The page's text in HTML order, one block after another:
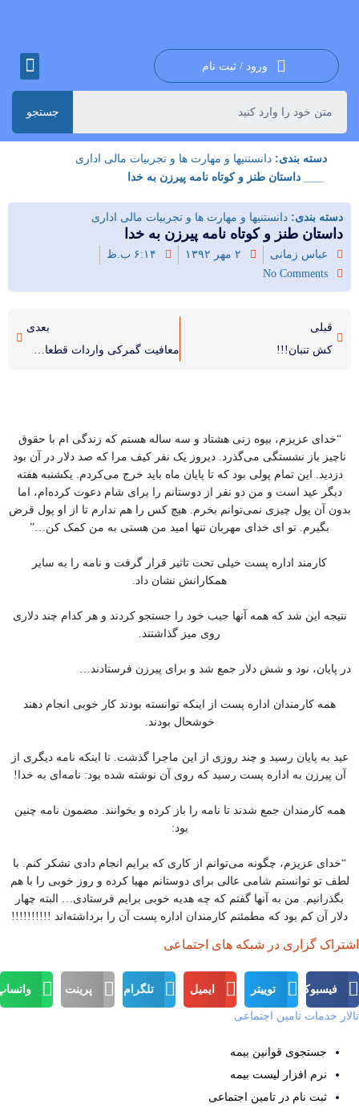
ورود / ثبت نام
جستجو
دسته بندی: دانستنیها و مهارت ها و تجربیات مالی اداری
___ داستان طنز و کوتاه نامه پیرزن به خدا
دسته بندی: دانستنیها و مهارت ها و تجربیات مالی اداری
داستان طنز و کوتاه نامه پیرزن به خدا
عباس زمانی ۲ مهر ۱۳۹۲
۶:۱۴ ب.ظ
No Comments
قبلی
کش تنبان!!!
بعدی
معافیت گمرکی واردات قطعات هواپیما
“خدای عزیزم، بیوه زنی هشتاد و سه ساله هستم که زندگی ام با حقوق
ناچیز باز نشستگی می‌گذرد. دیروز یک نفر کیف مرا که صد دلار در آن بود
دزدید. این تمام پولی بود که تا پایان ماه باید خرج می‌کردم. یکشنبه هفته
دیگر عید است و من دو نفر از دوستانم را برای شام دعوت کرده‌ام، اما
بدون آن پول چیزی نمی‌توانم بخرم. هیچ کس را هم ندارم تا از او پول قرض
بگیرم. تو ای خدای مهربان تنها امید من هستی به من کمک کن…”
کارمند اداره پست خیلی تحت تاثیر قرار گرفت و نامه را به سایر
همکارانش نشان داد.
نتیجه این شد که همه آنها جیب خود را جستجو کردند و هر کدام چند دلاری
روی میز گذاشتند.
در پایان، نود و شش دلار جمع شد و برای پیرزن فرستادند…
همه کارمندان اداره پست از اینکه توانسته بودند کار خوبی انجام دهند
خوشحال بودند.
عید به پایان رسید و چند روزی از این ماجرا گذشت. تا اینکه نامه دیگری از
آن پیرزن به اداره پست رسید که روی آن نوشته شده بود: نامه‌ای به خدا!
همه کارمندان جمع شدند تا نامه را باز کرده و بخوانند. مضمون نامه چنین
بود:
“خدای عزیزم، چگونه می‌توانم از کاری که برایم انجام دادی تشکر کنم. با
لطف تو توانستم شامی ‌عالی برای دوستانم مهیا کرده و روز خوبی را با هم
بگذرانیم. من به آنها گفتم که چه هدیه خوبی برایم فرستادی… البته چهار
دلار آن کم بود که مطمئنم کارمندان اداره پست آن را برداشته‌اند !!!!!!!!!!
اشتراک گزاری در شبکه های اجتماعی
فیسبوک توییتر ایمیل تلگرام پرینت
تالار خدمات تامین اجتماعی
جستجوی قوانین بیمه
نرم افزار لیست بیمه
ثبت نام در تامین اجتماعی